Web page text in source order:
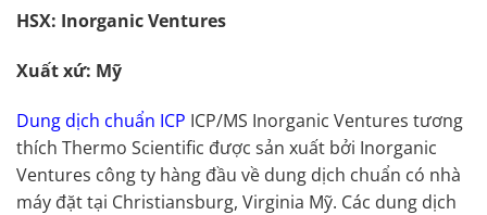
HSX: Inorganic Ventures
Xuất xứ: Mỹ
Dung dịch chuẩn ICP ICP/MS Inorganic Ventures tương
thích Thermo Scientific được sản xuất bởi Inorganic
Ventures công ty hàng đầu về dung dịch chuẩn có nhà
máy đặt tại Christiansburg, Virginia Mỹ. Các dung dịch